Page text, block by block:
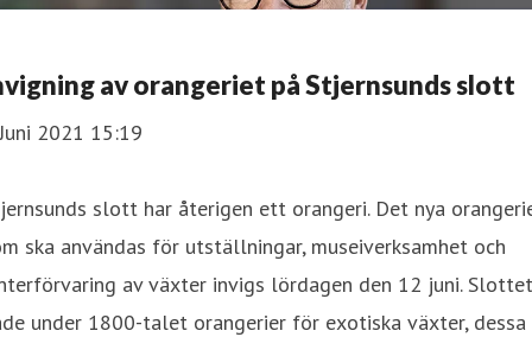
av orangeriet på Stjernsunds slott
2021 15:19
slott har återigen ett orangeri. Det nya
ska användas för utställningar, museiverksamhet och
av växter invigs lördagen den 12 juni. Slottet
under 1800-talet orangerier för exotiska växter, dessa